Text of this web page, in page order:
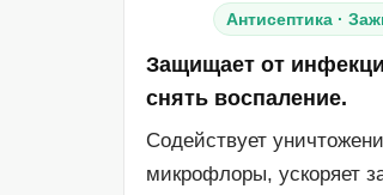
Антисептика ·
Защищает от
снять воспаление.
Содействует
микрофлоры, ускоряет